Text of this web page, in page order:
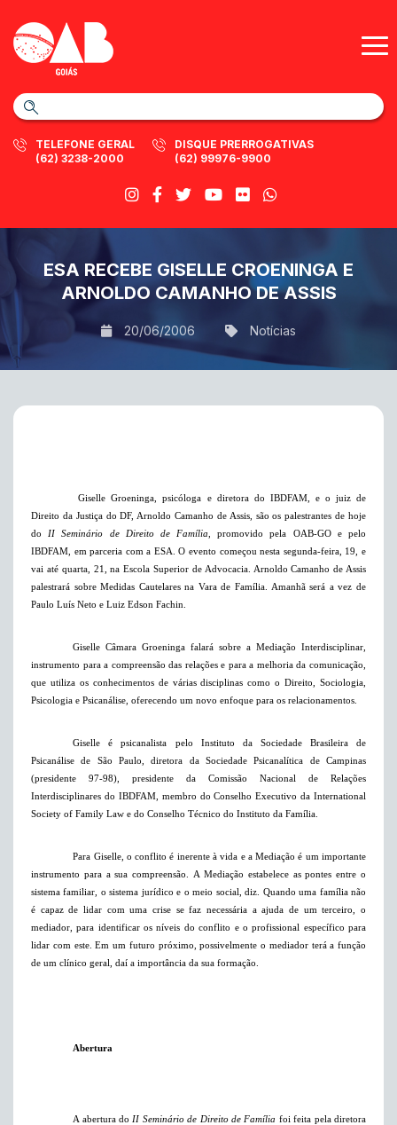
TELEFONE GERAL
(62) 3238-2000
DISQUE PRERROGATIVAS
(62) 99976-9900
ESA RECEBE GISELLE CROENINGA E
ARNOLDO CAMANHO DE ASSIS
20/06/2006 Notícias
Giselle Groeninga, psicóloga e diretora do IBDFAM, e o juiz de
Direito da Justiça do DF, Arnoldo Camanho de Assis, são os palestrantes de hoje
do II Seminário de Direito de Família
, promovido pela OAB-GO e pelo
IBDFAM, em parceria com a ESA. O evento começou nesta segunda-feira, 19, e
vai até quarta, 21, na Escola Superior de Advocacia. Arnoldo Camanho de Assis
palestrará sobre Medidas Cautelares na Vara de Família. Amanhã será a vez de
Paulo Luís Neto e Luiz Edson Fachin.
Giselle Câmara Groeninga falará sobre a Mediação Interdisciplinar,
instrumento para a compreensão das relações e para a melhoria da comunicação,
que utiliza os conhecimentos de várias disciplinas como o Direito, Sociologia,
Psicologia e Psicanálise, oferecendo um novo enfoque para os relacionamentos.
Giselle é psicanalista pelo Instituto da Sociedade Brasileira de
Psicanálise de São Paulo, diretora da Sociedade Psicanalítica de Campinas
(presidente 97-98), presidente da Comissão Nacional de Relações
Interdisciplinares do IBDFAM, membro do Conselho Executivo da International
Society of Family Law e do Conselho Técnico do Instituto da Família.
Para Giselle, o conflito é inerente à vida e a Mediação é um importante
instrumento para a sua compreensão. A Mediação estabelece as pontes entre o
sistema familiar, o sistema jurídico e o meio social, diz. Quando uma família não
é capaz de lidar com uma crise se faz necessária a ajuda de um terceiro, o
mediador, para identificar os níveis do conflito e o profissional específico para
lidar com este. Em um futuro próximo, possivelmente o mediador terá a função
de um clínico geral, daí a importância da sua formação.
Abertura
A abertura do II Seminário de Direito de Família foi feita pela diretora